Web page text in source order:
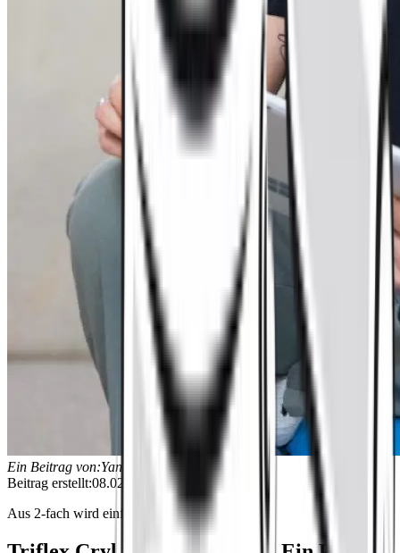
Ein Beitrag von:Yannic Schmitz
Beitrag erstellt:08.02.2025
Aus 2-fach wird einfach!